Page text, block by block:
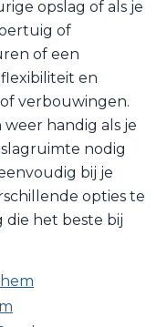
opslag of als je
of
of een
en
verbouwingen.
weer handig als je
nodig
bij je
opties te
die het beste bij